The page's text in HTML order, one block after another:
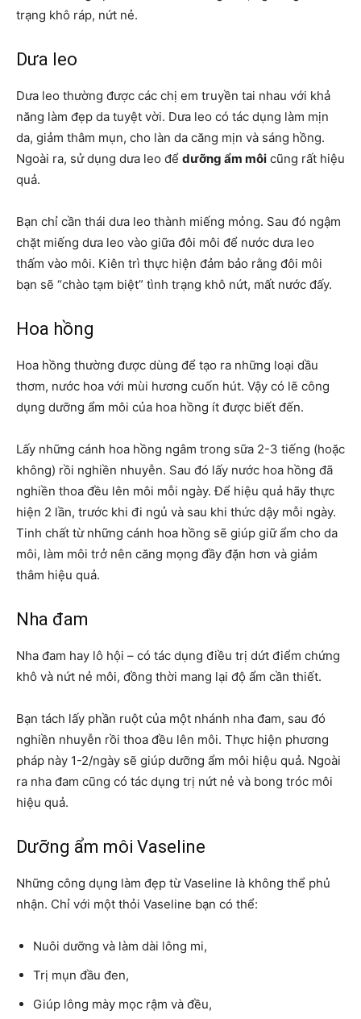
trạng khô ráp, nứt nẻ.
Dưa leo
Dưa leo thường được các chị em truyền tai nhau với khả
năng làm đẹp da tuyệt vời. Dưa leo có tác dụng làm mịn
da, giảm thâm mụn, cho làn da căng mịn và sáng hồng.
Ngoài ra, sử dụng dưa leo để dưỡng ẩm môi cũng rất hiệu
quả.
Bạn chỉ cần thái dưa leo thành miếng mỏng. Sau đó ngậm
chặt miếng dưa leo vào giữa đôi môi để nước dưa leo
thấm vào môi. Kiên trì thực hiện đảm bảo rằng đôi môi
bạn sẽ “chào tạm biệt” tình trạng khô nứt, mất nước đấy.
Hoa hồng
Hoa hồng thường được dùng để tạo ra những loại dầu
thơm, nước hoa với mùi hương cuốn hút. Vậy có lẽ công
dụng dưỡng ẩm môi của hoa hồng ít được biết đến.
Lấy những cánh hoa hồng ngâm trong sữa 2-3 tiếng (hoặc
không) rồi nghiền nhuyễn. Sau đó lấy nước hoa hồng đã
nghiền thoa đều lên môi mỗi ngày. Để hiệu quả hãy thực
hiện 2 lần, trước khi đi ngủ và sau khi thức dậy mỗi ngày.
Tinh chất từ những cánh hoa hồng sẽ giúp giữ ẩm cho da
môi, làm môi trở nên căng mọng đầy đặn hơn và giảm
thâm hiệu quả.
Nha đam
Nha đam hay lô hội – có tác dụng điều trị dứt điểm chứng
khô và nứt nẻ môi, đồng thời mang lại độ ẩm cần thiết.
Bạn tách lấy phần ruột của một nhánh nha đam, sau đó
nghiền nhuyễn rồi thoa đều lên môi. Thực hiện phương
pháp này 1-2/ngày sẽ giúp dưỡng ẩm môi hiệu quả. Ngoài
ra nha đam cũng có tác dụng trị nứt nẻ và bong tróc môi
hiệu quả.
Dưỡng ẩm môi Vaseline
Những công dụng làm đẹp từ Vaseline là không thể phủ
nhận. Chỉ với một thỏi Vaseline bạn có thể:
Nuôi dưỡng và làm dài lông mi,
Trị mụn đầu đen,
Giúp lông mày mọc rậm và đều,